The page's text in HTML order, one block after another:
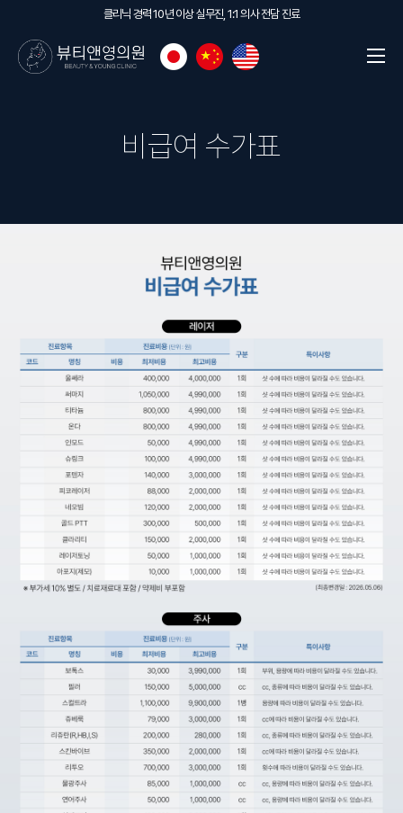
클리닉 경력 10년 이상 실무진, 1:1 의사 전담 진료
비급여 수가표